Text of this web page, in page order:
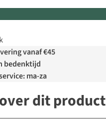
vanaf €45
bedenktijd
ma-za
dit product